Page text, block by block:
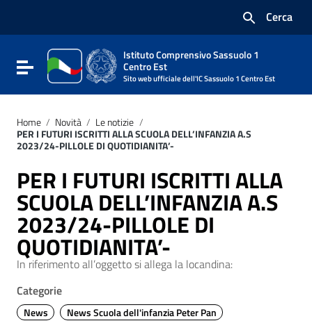
Vai al footer
Cerca
Attiva / disattiva la navigazione
Istituto Comprensivo Sassuolo 1
Centro Est
Sito web ufficiale dell'IC Sassuolo 1 Centro Est
Home / Novità / Le notizie /
PER I FUTURI ISCRITTI ALLA SCUOLA DELL’INFANZIA A.S
2023/24-PILLOLE DI QUOTIDIANITA’-
PER I FUTURI ISCRITTI ALLA
SCUOLA DELL’INFANZIA A.S
2023/24-PILLOLE DI
QUOTIDIANITA’-
In riferimento all’oggetto si allega la locandina:
Categorie
News
News Scuola dell'infanzia Peter Pan